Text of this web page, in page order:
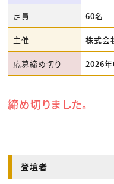
定員 60名
主催 株式会
応募締め切り 2026
締め切りました。
登壇者